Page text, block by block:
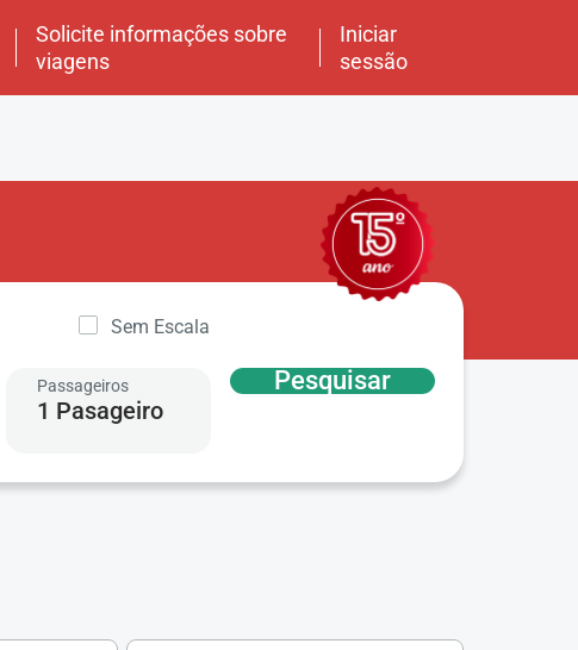
Solicite informações sobre
viagens
Iniciar
sessão
Sem Escala
Passageiros
1 Pasageiro
Pesquisar